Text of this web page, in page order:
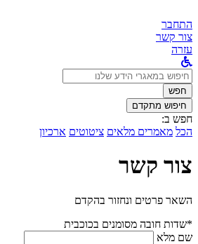
התחבר
צור קשר
עזרה
לחפש
ב:חפש
חיפוש מתקדם
חפש ב:
הכל מאמרים מלאים ציטוטים ארכיון
צור קשר
השאר פרטים ונחזור בהקדם
*שדות חובה מסומנים בכוכבית
שם מלא